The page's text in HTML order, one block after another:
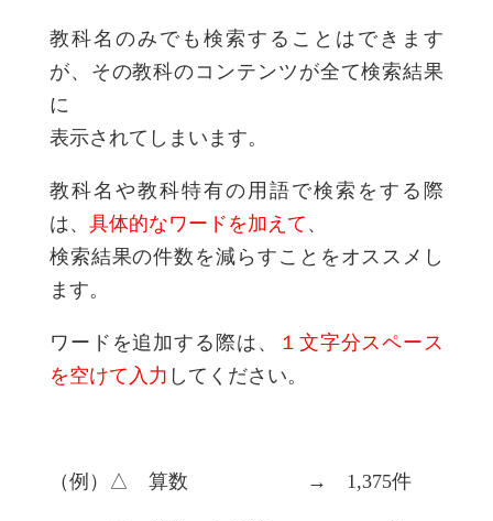
教科名のみでも検索することはできます
が、その教科のコンテンツが全て検索結果
に
表示されてしまいます。
教科名や教科特有の用語で検索をする際
は、 具体的なワードを加えて 、
検索結果の件数を減らすことをオススメし
ます。
ワードを追加する際は、
１文字分スペース
を空けて入力 してください。
（例）△ 算数 → 1,375件